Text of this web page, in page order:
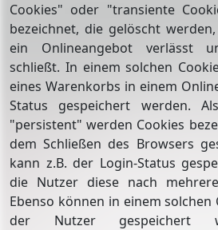
Cookies" oder "transiente
bezeichnet, die gelöscht
ein Onlineangebot verlässt
schließt. In einem solchen
eines Warenkorbs in einem
Status gespeichert werden.
"persistent" werden Cookies
dem Schließen des Browsers
kann z.B. der Login-Status
die Nutzer diese nach
Ebenso können in einem solchen
der Nutzer gespeichert